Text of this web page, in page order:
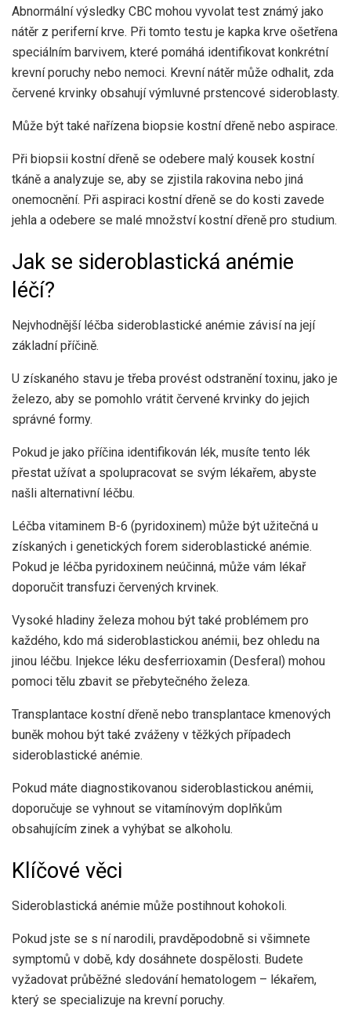
Abnormální výsledky CBC mohou vyvolat test známý jako
nátěr z periferní krve. Při tomto testu je kapka krve ošetřena
speciálním barvivem, které pomáhá identifikovat konkrétní
krevní poruchy nebo nemoci. Krevní nátěr může odhalit, zda
červené krvinky obsahují výmluvné prstencové sideroblasty.
Může být také nařízena biopsie kostní dřeně nebo aspirace.
Při biopsii kostní dřeně se odebere malý kousek kostní
tkáně a analyzuje se, aby se zjistila rakovina nebo jiná
onemocnění. Při aspiraci kostní dřeně se do kosti zavede
jehla a odebere se malé množství kostní dřeně pro studium.
Jak se sideroblastická anémie
léčí?
Nejvhodnější léčba sideroblastické anémie závisí na její
základní příčině.
U získaného stavu je třeba provést odstranění toxinu, jako je
železo, aby se pomohlo vrátit červené krvinky do jejich
správné formy.
Pokud je jako příčina identifikován lék, musíte tento lék
přestat užívat a spolupracovat se svým lékařem, abyste
našli alternativní léčbu.
Léčba vitaminem B-6 (pyridoxinem) může být užitečná u
získaných i genetických forem sideroblastické anémie.
Pokud je léčba pyridoxinem neúčinná, může vám lékař
doporučit transfuzi červených krvinek.
Vysoké hladiny železa mohou být také problémem pro
každého, kdo má sideroblastickou anémii, bez ohledu na
jinou léčbu. Injekce léku desferrioxamin (Desferal) mohou
pomoci tělu zbavit se přebytečného železa.
Transplantace kostní dřeně nebo transplantace kmenových
buněk mohou být také zváženy v těžkých případech
sideroblastické anémie.
Pokud máte diagnostikovanou sideroblastickou anémii,
doporučuje se vyhnout se vitamínovým doplňkům
obsahujícím zinek a vyhýbat se alkoholu.
Klíčové věci
Sideroblastická anémie může postihnout kohokoli.
Pokud jste se s ní narodili, pravděpodobně si všimnete
symptomů v době, kdy dosáhnete dospělosti. Budete
vyžadovat průběžné sledování hematologem – lékařem,
který se specializuje na krevní poruchy.